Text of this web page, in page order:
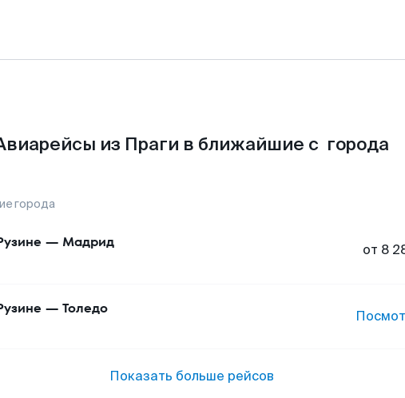
из Праги в ближайшие с города
города
— Мадрид от 8
— Толедо
Показать больше рейсов